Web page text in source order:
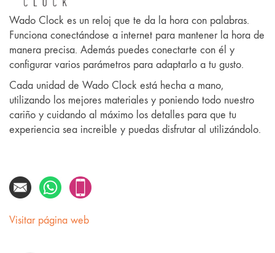
Wado Clock es un reloj que te da la hora con palabras.
Funciona conectándose a internet para mantener la hora de
manera precisa. Además puedes conectarte con él y
configurar varios parámetros para adaptarlo a tu gusto.
Cada unidad de Wado Clock está hecha a mano,
utilizando los mejores materiales y poniendo todo nuestro
cariño y cuidando al máximo los detalles para que tu
experiencia sea increible y puedas disfrutar al utilizándolo.
Visitar página web